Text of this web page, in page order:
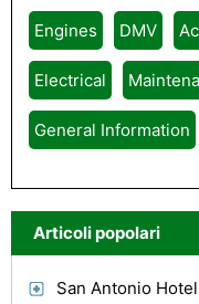
Engines DMV
Electrical
General Information
Articoli popolari
San Antonio